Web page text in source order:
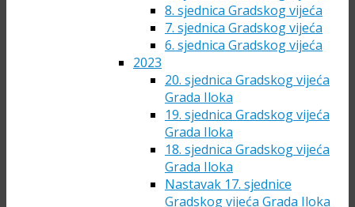
8. sjednica Gradskog vijeća
7. sjednica Gradskog vijeća
6. sjednica Gradskog vijeća
2023
20. sjednica Gradskog vijeća
Grada Iloka
19. sjednica Gradskog vijeća
Grada Iloka
18. sjednica Gradskog vijeća
Grada Iloka
Nastavak 17. sjednice
Gradskog vijeća Grada Iloka